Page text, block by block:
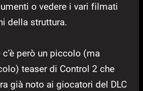
o vedere i vari filmati
della struttura.
però un piccolo (ma
teaser di Control 2 che
già noto ai giocatori del DLC